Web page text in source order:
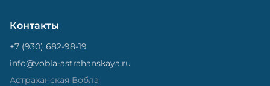
Контакты
+7 (930) 682-98-19
info@vobla-astrahanskaya.ru
Астраханская Вобла